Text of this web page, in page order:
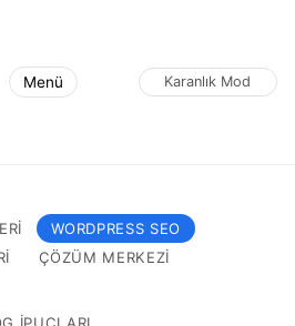
Menü Karanlık Mod
WORDPRESS SEO
ÇÖZÜM MERKEZI